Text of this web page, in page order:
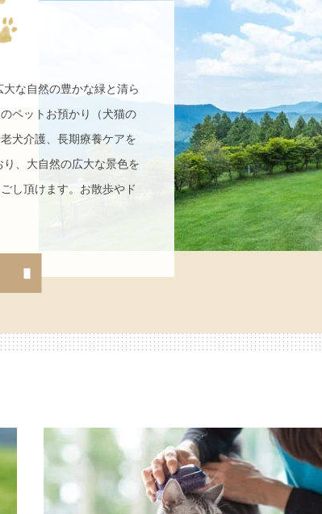
な自然の豊かな緑と清ら
ペットお預かり（犬猫の
犬介護、長期療養ケアを
、大自然の広大な景色を
し頂けます。お散歩やド